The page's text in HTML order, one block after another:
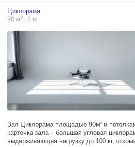
Циклорама
90 м2, 6 м
Зал Циклорама площадью 90м² и
карточка зала – большая угловая
выдерживающая нагрузку до 100 кг,